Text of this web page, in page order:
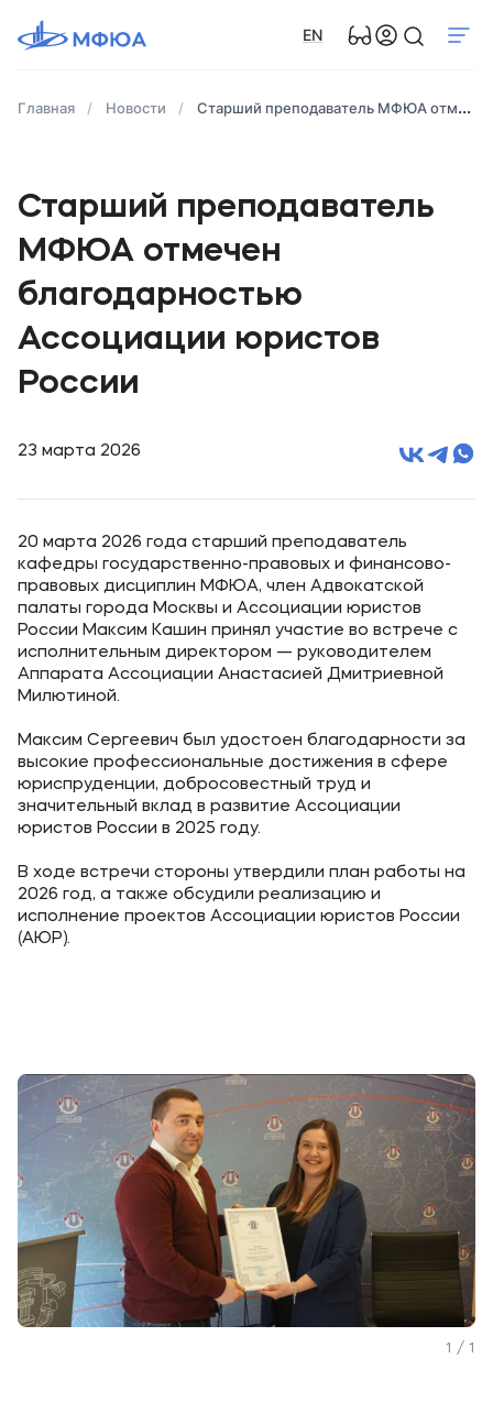
EN
Главная Новости Старший преподаватель МФЮА отмечен благодарностью Ассоциации юристов России
Старший преподаватель
МФЮА отмечен
благодарностью
Ассоциации юристов
России
23 марта 2026
20 марта 2026 года старший преподаватель
кафедры государственно-правовых и финансово-
правовых дисциплин МФЮА, член Адвокатской
палаты города Москвы и Ассоциации юристов
России Максим Кашин принял участие во встрече с
исполнительным директором — руководителем
Аппарата Ассоциации Анастасией Дмитриевной
Милютиной.
Максим Сергеевич был удостоен благодарности за
высокие профессиональные достижения в сфере
юриспруденции, добросовестный труд и
значительный вклад в развитие Ассоциации
юристов России в 2025 году.
В ходе встречи стороны утвердили план работы на
2026 год, а также обсудили реализацию и
исполнение проектов Ассоциации юристов России
(АЮР).
1 / 1